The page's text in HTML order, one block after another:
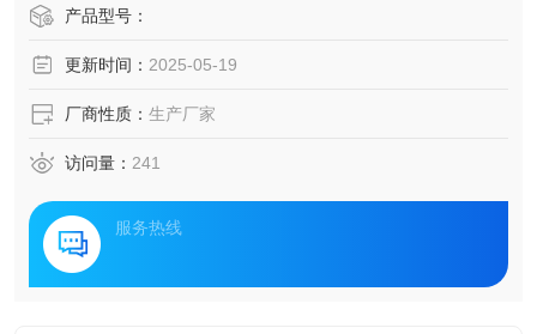
矿山开采到环保处理，各行业对电力设备的可靠性、安全性
创新技术与应用，探讨如何通过智能化监测与系统升级，构
产品型号：
更新时间： 2025-05-19
厂商性质： 生产厂家
访问量： 241
服务热线